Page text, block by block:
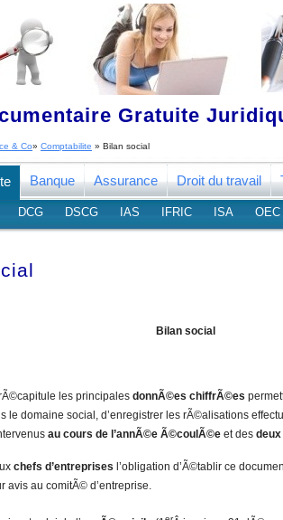
Gratuite
& Co» Comptabilite » Bilan social
Banque Assurance Droit du travail
DCG DSCG IAS IFRIC ISA OEC
Bilan social
les principales donnÃ©es chiffrÃ©es
le domaine social, d’enregistrer les rÃ©alisations
au cours de l’annÃ©e Ã©coulÃ©e et des
chefs d’entreprises l’obligation d’Ã©tablir ce
avis au comitÃ© d’entreprise.